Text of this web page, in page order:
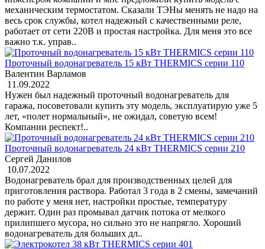
механическим термостатом. Сказали ТЭНы менять не надо на
весь срок службы, котел надежный с качественными реле,
работает от сети 220В и простая настройка. Для меня это все
важно т.к. управ..
Проточный водонагреватель 15 кВт THERMICS серии 110
Валентин Варламов
11.09.2022
Нужен был надежный проточный водонагреватель для
гаража, посоветовали купить эту модель, эксплуатирую уже 5
лет, «полет нормальный», не ожидал, советую всем!
Компании респект!..
Проточный водонагреватель 24 кВт THERMICS серии 210
Сергей Данилов
10.07.2022
Водонагреватель брал для производственных целей для
приготовления раствора. Работал 3 года в 2 смены, замечаний
по работе у меня нет, настройки простые, температуру
держит. Один раз промывал датчик потока от мелкого
прилипшего мусора, но сильно это не напрягло. Хороший
водонагреватель для больших дл..